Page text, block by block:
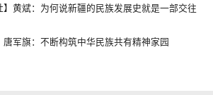
】黄斌：为何说新疆的民族发展史就是一部交往
唐军旗：不断构筑中华民族共有精神家园